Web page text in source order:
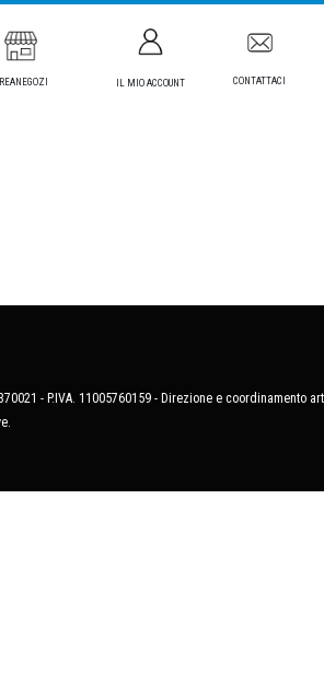
IL MIO ACCOUNT CONTATTACI
- P.IVA. 11005760159 - Direzione e coordinamento